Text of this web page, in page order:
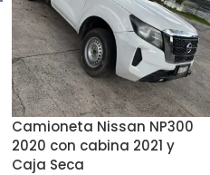
Camioneta Nissan NP300
2020 con cabina 2021 y
Caja Seca